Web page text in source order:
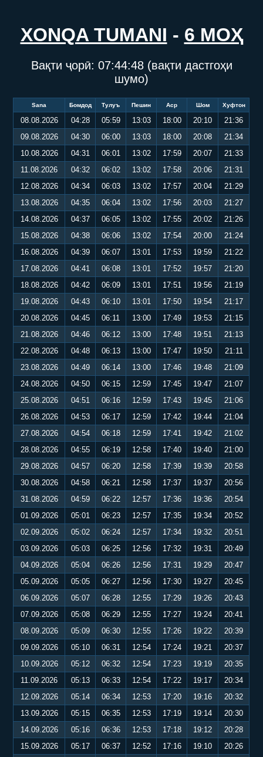
XONQA TUMANI - 6 МОҲ
Вақти ҷорӣ: 07:44:48(вақти дастгоҳи
шумо)
Sana Бомдод Тулуъ Пешин Аср Шом Хуфтон
08.08.2026 04:28 05:59 13:03 18:00 20:10
21:36
09.08.2026
04:30 06:00 13:03 18:00 20:08
21:34
10.08.2026
04:31 06:01 13:02 17:59 20:07
21:33
11.08.2026
04:32 06:02 13:02 17:58 20:06
21:31
12.08.2026
04:34 06:03 13:02 17:57 20:04
21:29
13.08.2026
04:35 06:04 13:02 17:56 20:03
21:27
14.08.2026
04:37 06:05 13:02 17:55 20:02
21:26
15.08.2026
04:38 06:06 13:02 17:54 20:00
21:24
16.08.2026
04:39 06:07 13:01 17:53 19:59
21:22
17.08.2026
04:41 06:08 13:01 17:52 19:57
21:20
18.08.2026
04:42 06:09 13:01 17:51 19:56
21:19
19.08.2026
04:43 06:10 13:01 17:50 19:54
21:17
20.08.2026
04:45 06:11 13:00 17:49 19:53
21:15
21.08.2026
04:46 06:12 13:00 17:48 19:51
21:13
22.08.2026
04:48 06:13 13:00 17:47 19:50
21:11
23.08.2026
04:49 06:14 13:00 17:46 19:48
21:09
24.08.2026
04:50 06:15 12:59 17:45 19:47
21:07
25.08.2026
04:51 06:16 12:59 17:43 19:45
21:06
26.08.2026
04:53 06:17 12:59 17:42 19:44
21:04
27.08.2026
04:54 06:18 12:59 17:41 19:42
21:02
28.08.2026
04:55 06:19 12:58 17:40 19:40
21:00
29.08.2026
04:57 06:20 12:58 17:39 19:39
20:58
30.08.2026
04:58 06:21 12:58 17:37 19:37
20:56
31.08.2026
04:59 06:22 12:57 17:36 19:36
20:54
01.09.2026
05:01 06:23 12:57 17:35 19:34
20:52
02.09.2026
05:02 06:24 12:57 17:34 19:32
20:51
03.09.2026
05:03 06:25 12:56 17:32 19:31
20:49
04.09.2026
05:04 06:26 12:56 17:31 19:29
20:47
05.09.2026
05:05 06:27 12:56 17:30 19:27
20:45
06.09.2026
05:07 06:28 12:55 17:29 19:26
20:43
07.09.2026
05:08 06:29 12:55 17:27 19:24
20:41
08.09.2026
05:09 06:30 12:55 17:26 19:22
20:39
09.09.2026
05:10 06:31 12:54 17:24 19:21
20:37
10.09.2026
05:12 06:32 12:54 17:23 19:19
20:35
11.09.2026
05:13 06:33 12:54 17:22 19:17
20:34
12.09.2026
05:14 06:34 12:53 17:20 19:16
20:32
13.09.2026
05:15 06:35 12:53 17:19 19:14
20:30
14.09.2026
05:16 06:36 12:53 17:18 19:12
20:28
15.09.2026
05:17 06:37 12:52 17:16 19:10
20:26